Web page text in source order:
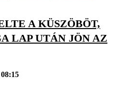
A KÜSZÖBÖT,
LAP UTÁN JÖN AZ